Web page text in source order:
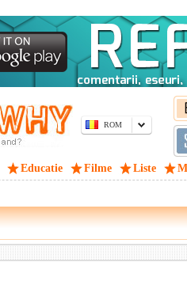
ROM
Educatie Filme Liste